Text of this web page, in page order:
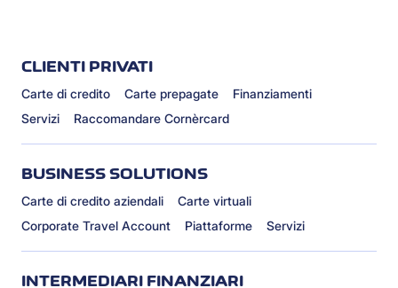
CLIENTI PRIVATI
Carte di credito Carte prepagate
Finanziamenti
Servizi
Raccomandare Cornèrcard
BUSINESS SOLUTIONS
Carte di credito aziendali
Carte virtuali
Corporate Travel Account
Piattaforme Servizi
INTERMEDIARI FINANZIARI